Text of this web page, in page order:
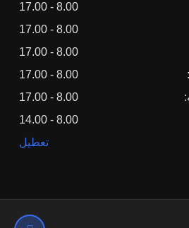
8.00 - 17.00
8.00 - 17.00
8.00 - 17.00
8.00 - 17.00
8.00 - 17.00
8.00 - 14.00
تعطیل